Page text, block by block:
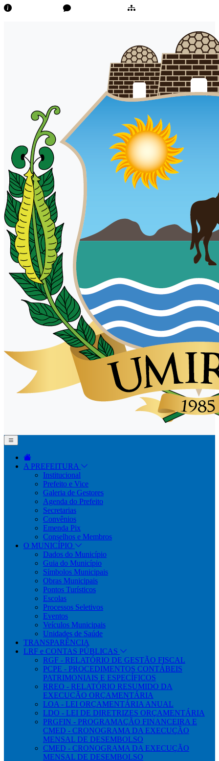
A PREFEITURA
Institucional
Prefeito e Vice
Galeria de Gestores
Agenda do Prefeito
Secretarias
Convênios
Emenda Pix
Conselhos e Membros
O MUNICÍPIO
Dados do Município
Guia do Município
Símbolos Municipais
Obras Municipais
Pontos Turísticos
Escolas
Processos Seletivos
Eventos
Veículos Municipais
Unidades de Saúde
TRANSPARÊNCIA
LRF e CONTAS PÚBLICAS
RGF - RELATÓRIO DE GESTÃO FISCAL
PCPE - PROCEDIMENTOS CONTÁBEIS
PATRIMONIAIS E ESPECÍFICOS
RREO - RELATÓRIO RESUMIDO DA
EXECUÇÃO ORÇAMENTÁRIA
LOA - LEI ORÇAMENTÁRIA ANUAL
LDO - LEI DE DIRETRIZES ORÇAMENTÁRIA
PRGFIN - PROGRAMAÇÃO FINANCEIRA E
CMED - CRONOGRAMA DA EXECUÇÃO
MENSAL DE DESEMBOLSO
CMED - CRONOGRAMA DA EXECUÇÃO
MENSAL DE DESEMBOLSO